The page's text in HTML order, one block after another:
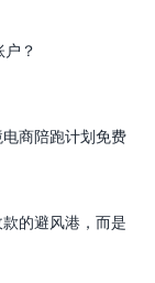
？
电商陪跑计划免费
的避风港，而是